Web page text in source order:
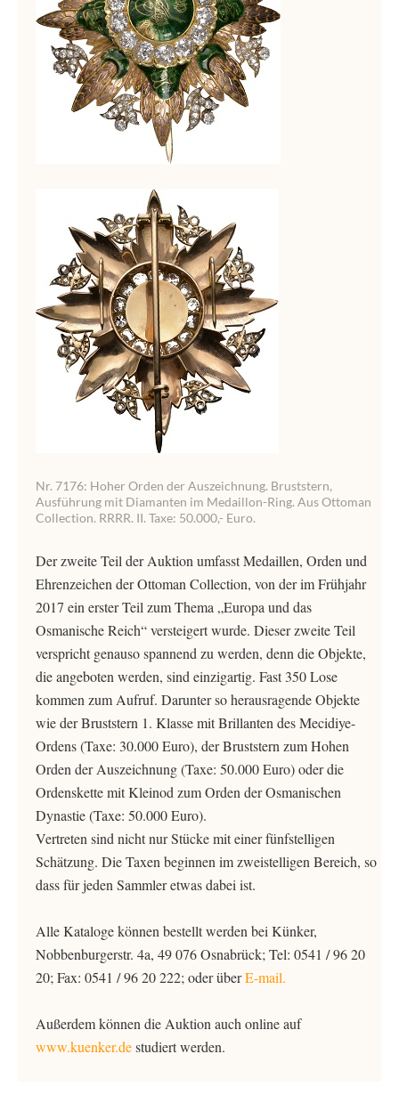
Nr. 7176: Hoher Orden der Auszeichnung. Bruststern,
Ausführung mit Diamanten im Medaillon-Ring. Aus Ottoman
Collection. RRRR. II. Taxe: 50.000,- Euro.
Der zweite Teil der Auktion umfasst Medaillen, Orden und
Ehrenzeichen der Ottoman Collection, von der im Frühjahr
2017 ein erster Teil zum Thema „Europa und das
Osmanische Reich“ versteigert wurde. Dieser zweite Teil
verspricht genauso spannend zu werden, denn die Objekte,
die angeboten werden, sind einzigartig. Fast 350 Lose
kommen zum Aufruf. Darunter so herausragende Objekte
wie der Bruststern 1. Klasse mit Brillanten des Mecidiye-
Ordens (Taxe: 30.000 Euro), der Bruststern zum Hohen
Orden der Auszeichnung (Taxe: 50.000 Euro) oder die
Ordenskette mit Kleinod zum Orden der Osmanischen
Dynastie (Taxe: 50.000 Euro).
Vertreten sind nicht nur Stücke mit einer fünfstelligen
Schätzung. Die Taxen beginnen im zweistelligen Bereich, so
dass für jeden Sammler etwas dabei ist.
Alle Kataloge können bestellt werden bei Künker,
Nobbenburgerstr. 4a, 49 076 Osnabrück; Tel: 0541 / 96 20
20; Fax: 0541 / 96 20 222; oder überE-mail.
Außerdem können die Auktion auch online auf
www.kuenker.destudiert werden.